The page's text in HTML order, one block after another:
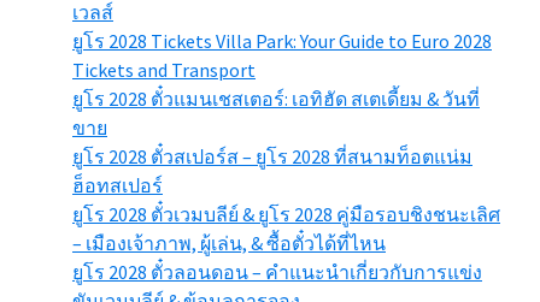
เวลส์
ยูโร 2028 Tickets Villa Park:Your Guide to Euro 2028
Tickets and Transport
ยูโร 2028 ตั๋วแมนเชสเตอร์: เอทิฮัด สเตเดี้ยม & วันที่
ขาย
ยูโร 2028 ตั๋วสเปอร์ส – ยูโร 2028 ที่สนามท็อตแน่ม
ฮ็อทสเปอร์
ยูโร 2028 ตั๋วเวมบลีย์ & ยูโร 2028 คู่มือรอบชิงชนะเลิศ
– เมืองเจ้าภาพ, ผู้เล่น, & ซื้อตั๋วได้ที่ไหน
ยูโร 2028 ตั๋วลอนดอน – คำแนะนำเกี่ยวกับการแข่ง